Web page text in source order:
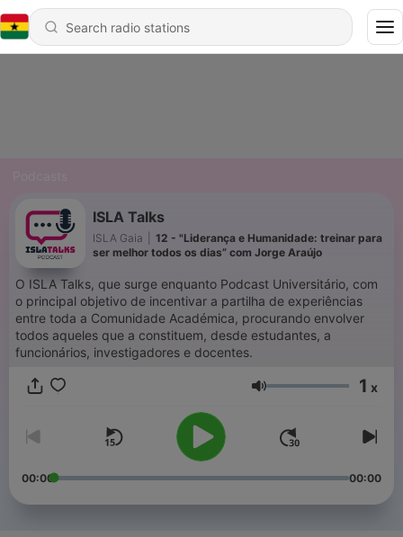
ISLA Talks
ISLA Gaia
12 - "Liderança e Humanidade: treinar para
ser melhor todos os dias” com Jorge Araújo
O ISLA Talks, que surge enquanto Podcast Universitário, com
o principal objetivo de incentivar a partilha de experiências
entre toda a Comunidade Académica, procurando envolver
todos aqueles que a constituem, desde estudantes, a
funcionários, investigadores e docentes.
Volume 1 x
00:00 00:00